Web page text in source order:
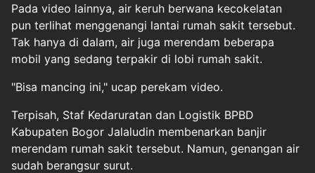
Pada video lainnya, air keruh berwana kecokelatan
pun terlihat menggenangi lantai rumah sakit tersebut.
Tak hanya di dalam, air juga merendam beberapa
mobil yang sedang terpakir di lobi rumah sakit.
"Bisa mancing ini," ucap perekam video.
Terpisah, Staf Kedaruratan dan Logistik BPBD
Kabupaten Bogor Jalaludin membenarkan banjir
merendam rumah sakit tersebut. Namun, genangan air
sudah berangsur surut.